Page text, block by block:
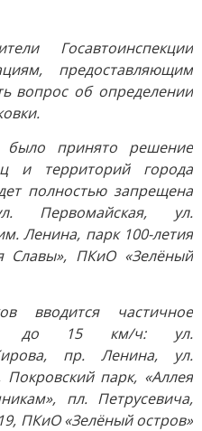
Госавтоинспекции
предоставляющим
вопрос об определении
было принято решение
и территорий города
полностью запрещена
Первомайская, ул.
Ленина, парк 100-летия
Славы», ПКиО «Зелёный
вводится частичное
до 15 км/ч: ул.
пр. Ленина, ул.
парк, «Аллея
пл. Петрусевича,
ПКиО «Зелёный остров»